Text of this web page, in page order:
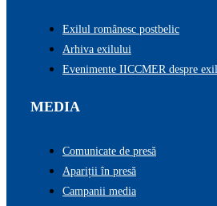
Exilul românesc postbelic
Arhiva exilului
Evenimente IICCMER despre exil
MEDIA
Comunicate de presă
Apariții în presă
Campanii media